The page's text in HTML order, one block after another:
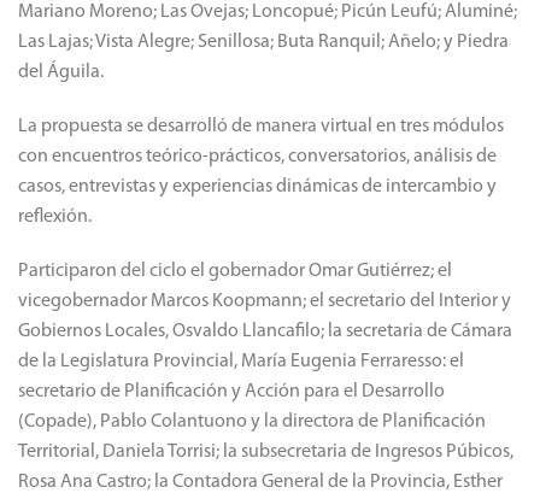
Mariano Moreno; Las Ovejas; Loncopué; Picún Leufú; Aluminé;
Las Lajas; Vista Alegre; Senillosa; Buta Ranquil; Añelo; y Piedra
del Águila.
La propuesta se desarrolló de manera virtual en tres módulos
con encuentros teórico-prácticos, conversatorios, análisis de
casos, entrevistas y experiencias dinámicas de intercambio y
reflexión.
Participaron del ciclo el gobernador Omar Gutiérrez; el
vicegobernador Marcos Koopmann; el secretario del Interior y
Gobiernos Locales, Osvaldo Llancafilo; la secretaria de Cámara
de la Legislatura Provincial, María Eugenia Ferraresso: el
secretario de Planificación y Acción para el Desarrollo
(Copade), Pablo Colantuono y la directora de Planificación
Territorial, Daniela Torrisi; la subsecretaria de Ingresos Púbicos,
Rosa Ana Castro; la Contadora General de la Provincia, Esther